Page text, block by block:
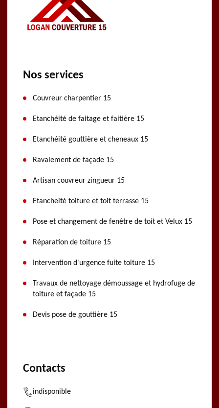
Nos services
Couvreur charpentier 15
Etanchéité de faitage et faitière 15
Etanchéité gouttière et cheneaux 15
Ravalement de façade 15
Artisan couvreur zingueur 15
Etancheité toiture et toit terrasse 15
Pose et changement de fenêtre de toit et Velux 15
Réparation de toiture 15
Intervention d'urgence fuite toiture 15
Travaux de nettoyage démoussage et hydrofuge de
toiture et façade 15
Devis pose de gouttière 15
Contacts
indisponible